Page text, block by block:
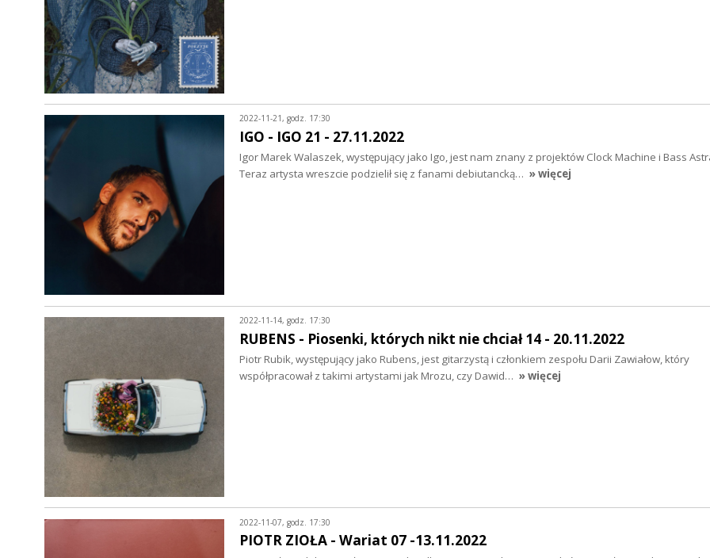
2022-11-21, godz. 17:30
IGO - IGO 21 - 27.11.2022
Igor Marek Walaszek, występujący jako Igo, jest nam znany z projektów Clock Machine i Bass
Teraz artysta wreszcie podzielił się z fanami debiutancką… » więcej
2022-11-14, godz. 17:30
RUBENS - Piosenki, których nikt nie chciał 14 - 20.11.2022
Piotr Rubik, występujący jako Rubens, jest gitarzystą i członkiem zespołu Darii Zawiałow, który
współpracował z takimi artystami jak Mrozu, czy Dawid… » więcej
2022-11-07, godz. 17:30
PIOTR ZIOŁA - Wariat 07 -13.11.2022